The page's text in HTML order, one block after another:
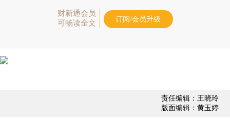
财新通会员
可畅读全文
订阅/会员升级
责任编辑：王晓玲
版面编辑：黄玉婷